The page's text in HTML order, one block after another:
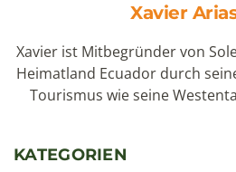
Xavier
Xavier ist Mitbegründer von
Heimatland Ecuador durch
Tourismus wie seine
KATEGORIEN